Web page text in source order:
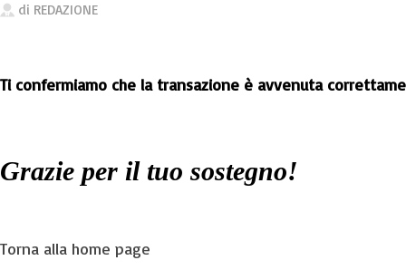
di REDAZIONE
Ti confermiamo che la transazione è avvenuta
Grazie per il tuo sostegno!
Torna alla home page